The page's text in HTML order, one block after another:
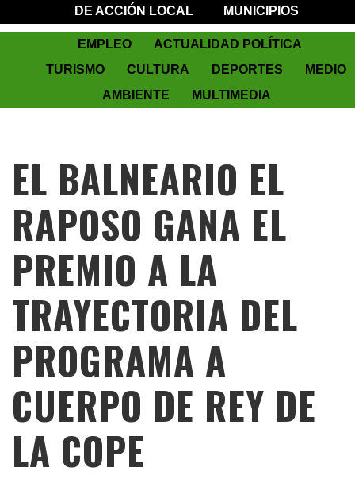
DE ACCIÓN LOCAL
MUNICIPIOS
EMPLEO
ACTUALIDAD POLÍTICA
TURISMO
CULTURA DEPORTES
MEDIO
AMBIENTE
MULTIMEDIA
EL BALNEARIO EL
RAPOSO GANA EL
PREMIO A LA
TRAYECTORIA DEL
PROGRAMA A
CUERPO DE REY DE
LA COPE